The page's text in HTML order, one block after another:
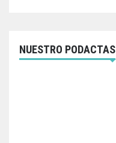
NUESTRO PODACTAS